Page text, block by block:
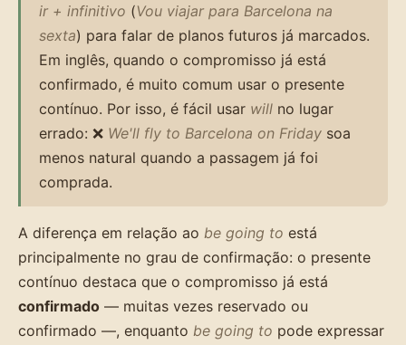
ir + infinitivo (Vou viajar para Barcelona na
sexta) para falar de planos futuros já marcados.
Em inglês, quando o compromisso já está
confirmado, é muito comum usar o presente
contínuo. Por isso, é fácil usar will no lugar
errado: ❌ We'll fly to Barcelona on Friday soa
menos natural quando a passagem já foi
comprada.
A diferença em relação ao be going to está
principalmente no grau de confirmação: o presente
contínuo destaca que o compromisso já está
confirmado — muitas vezes reservado ou
confirmado —, enquanto be going to pode expressar